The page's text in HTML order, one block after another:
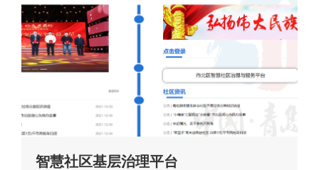
智慧社区基层治理平台